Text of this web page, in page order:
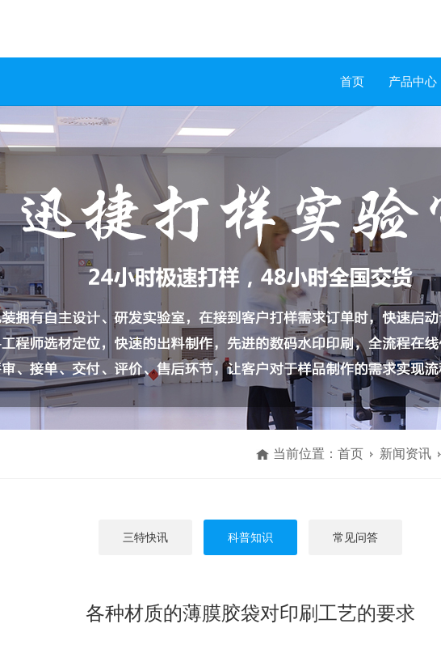
首页 产品中心
当前位置： 首页 新闻资讯
三特快讯 科普知识 常见问答
各种材质的薄膜胶袋对印刷工艺的要求